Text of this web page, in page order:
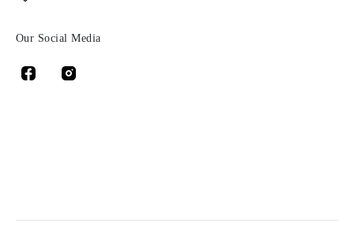
Our Social Media